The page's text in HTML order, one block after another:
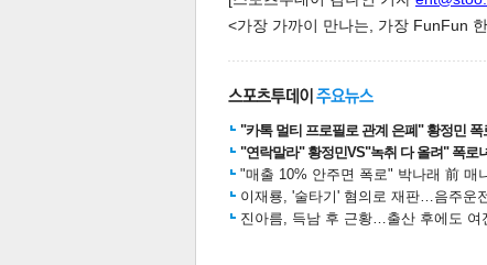
<가장 가까이 만나는, 가장 FunFun
"카톡 멀티 프로필로 관계 은폐" 황정민 폭
"연락말라" 황정민VS"녹취 다 올려" 폭로
"매출 10% 안주면 폭로" 박나래 前 매
이재룡, '술타기' 혐의로 재판…음주운
진아름, 득남 후 근황…출산 후에도 여